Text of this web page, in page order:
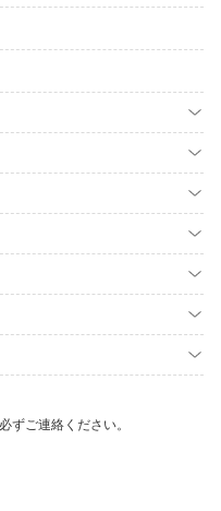
ずご連絡ください。